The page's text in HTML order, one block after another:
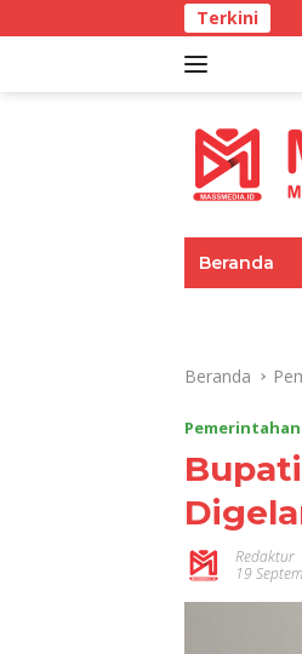
ke
Terkini
Menguji
Beranda
Beranda
Pemerintahan
Redaktur
19